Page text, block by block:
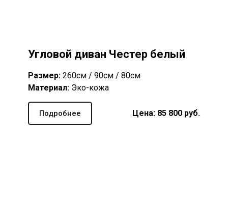
Угловой диван Честер белый
Размер: 260см / 90см / 80см
Материал: Эко-кожа
Подробнее Цена: 85 800 руб.